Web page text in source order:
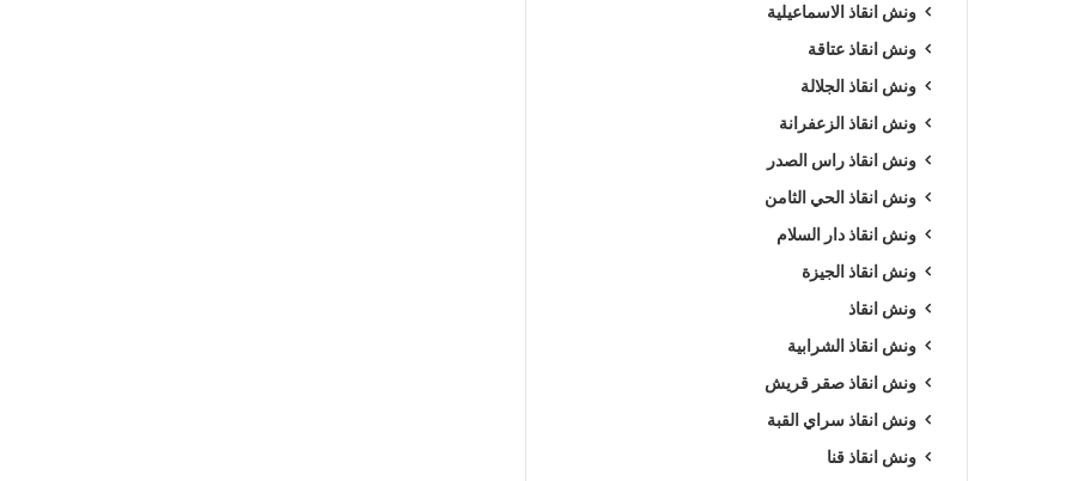
ونش انقاذ الاسماعيلية
ونش انقاذ عتاقة
ونش انقاذ الجلالة
ونش انقاذ الزعفرانة
ونش انقاذ راس الصدر
ونش انقاذ الحي الثامن
ونش انقاذ دار السلام
ونش انقاذ الجيزة
ونش انقاذ
ونش انقاذ الشرابية
ونش انقاذ صقر قريش
ونش انقاذ سراي القبة
ونش انقاذ قنا